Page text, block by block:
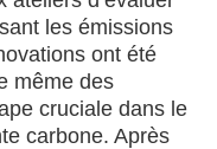
les émissions
ont été
même des
cruciale dans le
carbone. Après